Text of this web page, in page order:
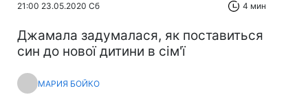
21:00 23.05.2020 Сб 4 мин
Джамала задумалася, як поставиться
син до нової дитини в сім'ї
МАРИЯ БОЙКО